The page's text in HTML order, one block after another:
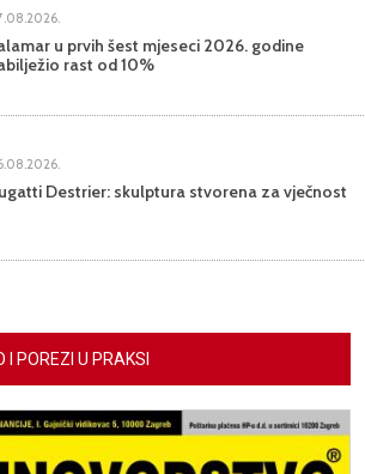
u prvih šest mjeseci 2026. godine
rast od 10%
Destrier: skulptura stvorena za vječnost
I POREZI U PRAKSI